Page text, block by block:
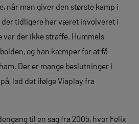
når man giver den største kamp i
der tidligere har været involveret i
var der ikke straffe. Hummels
og han kæmper for at få
Der er mange beslutninger i
lød det ifølge Viaplay fra
til en sag fra 2005, hvor Felix